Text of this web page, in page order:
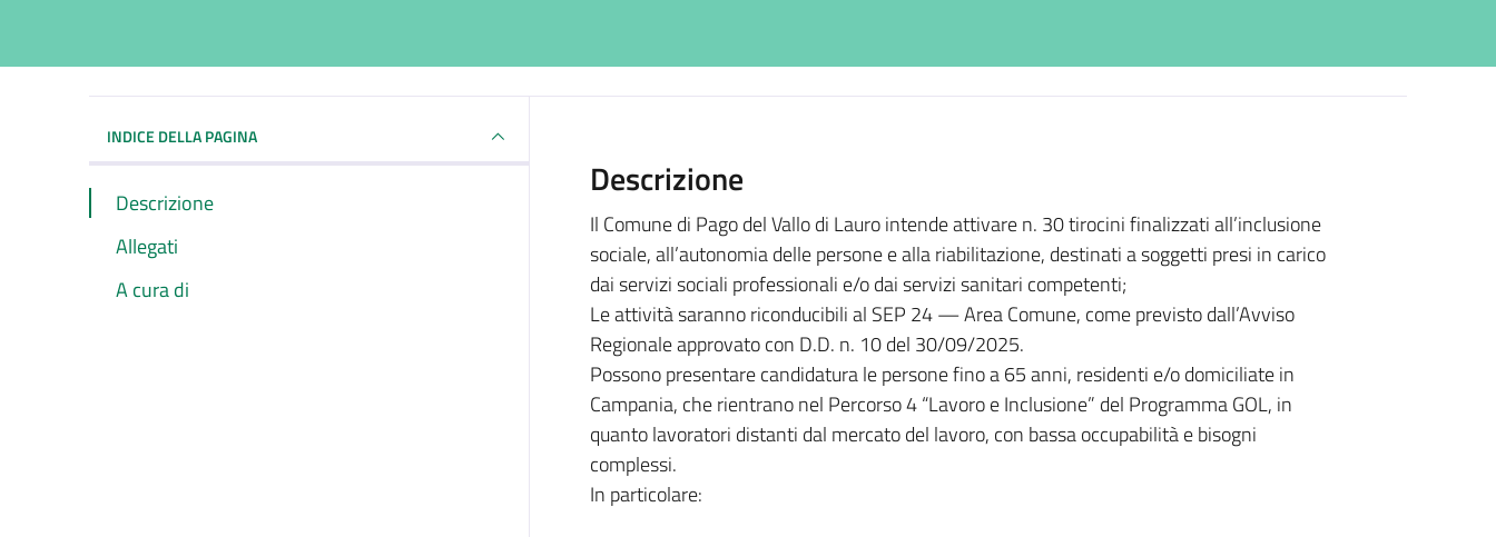
INDICE DELLA PAGINA
Descrizione
Allegati
A cura di
Descrizione
Il Comune di Pago del Vallo di Lauro intende attivare n. 30 tirocini finalizzati all’inclusione
sociale, all’autonomia delle persone e alla riabilitazione, destinati a soggetti presi in carico
dai servizi sociali professionali e/o dai servizi sanitari competenti;
Le attività saranno riconducibili al SEP 24 — Area Comune, come previsto dall’Avviso
Regionale approvato con D.D. n. 10 del 30/09/2025.
Possono presentare candidatura le persone fino a 65 anni, residenti e/o domiciliate in
Campania, che rientrano nel Percorso 4 “Lavoro e Inclusione” del Programma GOL, in
quanto lavoratori distanti dal mercato del lavoro, con bassa occupabilità e bisogni
complessi.
In particolare: